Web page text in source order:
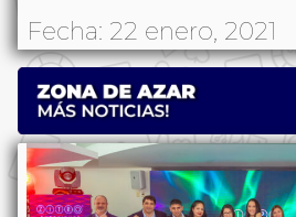
Fecha: 22 enero, 2021